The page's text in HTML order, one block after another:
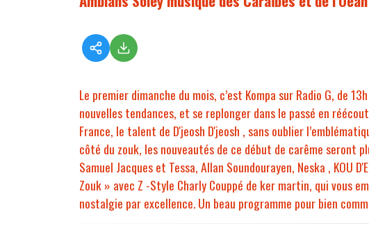
Le premier dimanche du mois, c’est Kompa sur Radio G, de
nouvelles tendances, et se replonger dans le passé en
France, le talent de D'jeosh D'jeosh , sans oublier
côté du zouk, les nouveautés de ce début de carême seront
Samuel Jacques et Tessa, Allan Soundourayen, Neska , KOU
Zouk » avec Z -Style Charly Couppé de ker martin, qui vous
nostalgie par excellence. Un beau programme pour bien